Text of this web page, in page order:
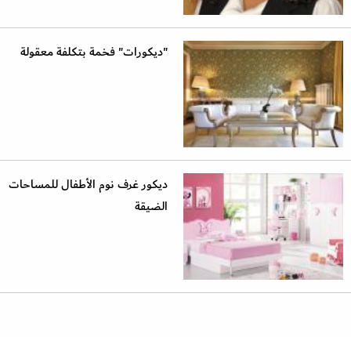
"ديكورات" فخمة بتكلفة معقولة
ديكور غرف نوم الأطفال للمساحات
الضيقة